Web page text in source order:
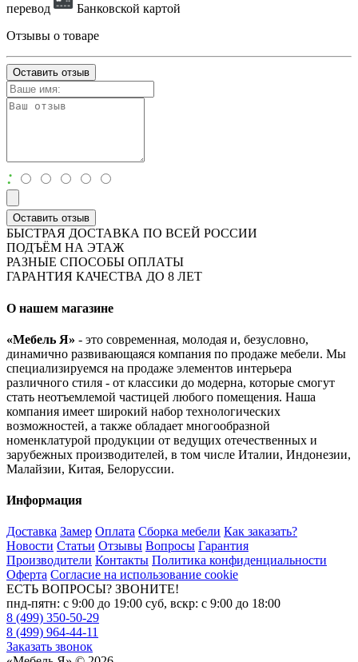
перевод
Банковской картой
Отзывы о товаре
Оставить отзыв
:
Оставить отзыв
БЫСТРАЯ ДОСТАВКА ПО ВСЕЙ РОССИИ
ПОДЪЁМ НА ЭТАЖ
РАЗНЫЕ СПОСОБЫ ОПЛАТЫ
ГАРАНТИЯ КАЧЕСТВА ДО 8 ЛЕТ
О нашем магазине
«Мебель Я» - это современная, молодая и, безусловно,
динамично развивающаяся компания по продаже мебели. Мы
специализируемся на продаже элементов интерьера
различного стиля - от классики до модерна, которые смогут
стать неотъемлемой частицей любого помещения. Наша
компания имеет широкий набор технологических
возможностей, а также обладает многообразной
номенклатурой продукции от ведущих отечественных и
зарубежных производителей, в том числе Италии, Индонезии,
Малайзии, Китая, Белоруссии.
Информация
Доставка Замер Оплата Сборка мебели Как заказать?
Новости Статьи Отзывы Вопросы Гарантия
Производители Контакты Политика конфиденциальности
Оферта Согласие на использование cookie
ЕСТЬ ВОПРОСЫ? ЗВОНИТЕ!
пнд-пятн: с 9:00 до 19:00 суб, вскр: с 9:00 до 18:00
8 (499) 350-50-29
8 (499) 964-44-11
Заказать звонок